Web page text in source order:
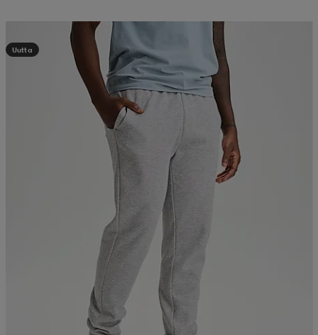
Valitse 2, maksa 44,99€
Uutta